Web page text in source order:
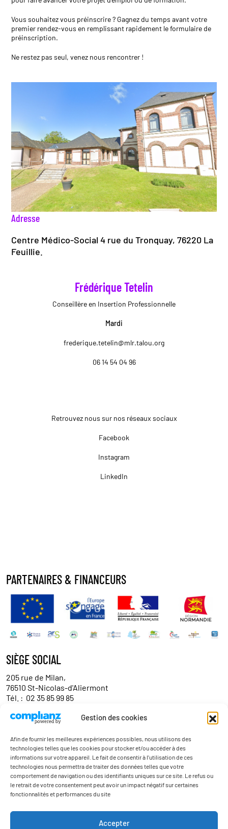
Gestion des cookies
Afin de fournir les meilleures expériences possibles, nous utilisons des
technologies telles que les cookies pour stocker et/ou accéder à des
informations sur votre appareil. Le fait de consentir à l’utilisation de ces
technologies nous permettra de traiter des données telles que votre
comportement de navigation ou des identifiants uniques sur ce site. Le refus ou
le retrait de votre consentement peut avoir un impact négatif sur certaines
fonctionnalités et performances du site
Accepter
Vous souhaitez vous préinscrire ? Gagnez du temps avant votre
premier rendez-vous en remplissant rapidement leformulaire de
préinscription.
Ne restez pas seul, venez nous rencontrer !
Adresse
Centre Médico-Social 4 rue du Tronquay, 76220 La
Feuillie.
Frédérique Tetelin
Conseillère en Insertion Professionnelle
Mardi
frederique.tetelin@mlr.talou.org
06 14 54 04 96
Retrouvez nous sur nos réseaux sociaux
Facebook
Instagram
LinkedIn
PARTENAIRES & FINANCEURS
SIÈGE SOCIAL
205 rue de Milan,
76510 St-Nicolas-d'Aliermont
Tél. : 02 35 85 99 85
Contact entreprises/partenaires